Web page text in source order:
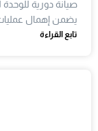
صيانة دورية
يضمن إهمال
تابع القراءة